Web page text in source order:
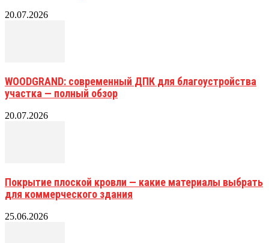
20.07.2026
WOODGRAND: современный ДПК для благоустройства
участка — полный обзор
20.07.2026
Покрытие плоской кровли — какие материалы выбрать
для коммерческого здания
25.06.2026